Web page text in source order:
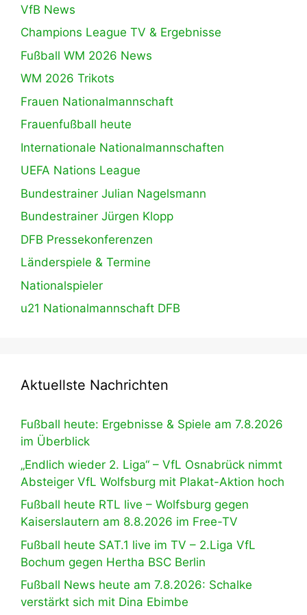
VfB News
Champions League TV & Ergebnisse
Fußball WM 2026 News
WM 2026 Trikots
Frauen Nationalmannschaft
Frauenfußball heute
Internationale Nationalmannschaften
UEFA Nations League
Bundestrainer Julian Nagelsmann
Bundestrainer Jürgen Klopp
DFB Pressekonferenzen
Länderspiele & Termine
Nationalspieler
u21 Nationalmannschaft DFB
Aktuellste Nachrichten
Fußball heute: Ergebnisse & Spiele am 7.8.2026
im Überblick
„Endlich wieder 2. Liga“ – VfL Osnabrück nimmt
Absteiger VfL Wolfsburg mit Plakat-Aktion hoch
Fußball heute RTL live – Wolfsburg gegen
Kaiserslautern am 8.8.2026 im Free-TV
Fußball heute SAT.1 live im TV – 2.Liga VfL
Bochum gegen Hertha BSC Berlin
Fußball News heute am 7.8.2026: Schalke
verstärkt sich mit Dina Ebimbe